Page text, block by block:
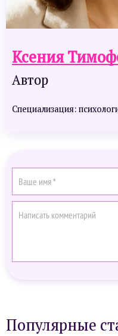
Ксения
Автор
Специализация:
Популярные